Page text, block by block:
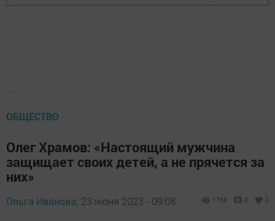
ОБЩЕСТВО
Олег Храмов: «Настоящий мужчина
защищает своих детей, а не прячется за
них»
Ольга Иванова, 23 июня 2023 - 09:08 1768 0 0